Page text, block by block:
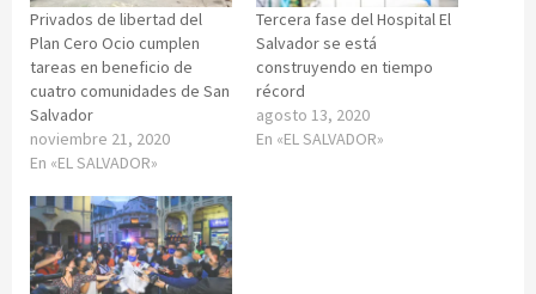
Privados de libertad del
Plan Cero Ocio cumplen
tareas en beneficio de
cuatro comunidades de San
Salvador
noviembre 21, 2020
En «EL SALVADOR»
Tercera fase del Hospital El
Salvador se está
construyendo en tiempo
récord
agosto 13, 2020
En «EL SALVADOR»